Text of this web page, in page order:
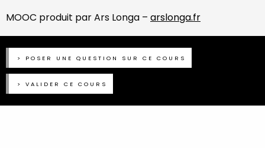
MOOC produit par Ars Longa – arslonga.fr
POSER UNE QUESTION SUR CE COURS
VALIDER CE COURS